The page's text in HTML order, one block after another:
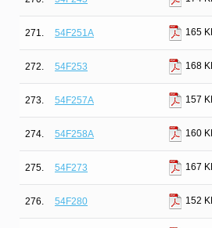
271. 54F251A 165
272. 54F253 168
273. 54F257A 157
274. 54F258A 160
275. 54F273 167
276. 54F280 152